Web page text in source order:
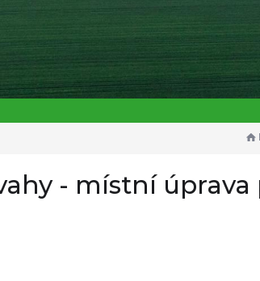
- místní úprava